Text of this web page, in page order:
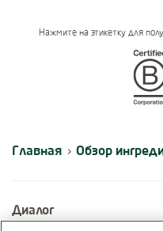
Certifications
Нажмите на этикетку для
Главная › Обзор
Диалог